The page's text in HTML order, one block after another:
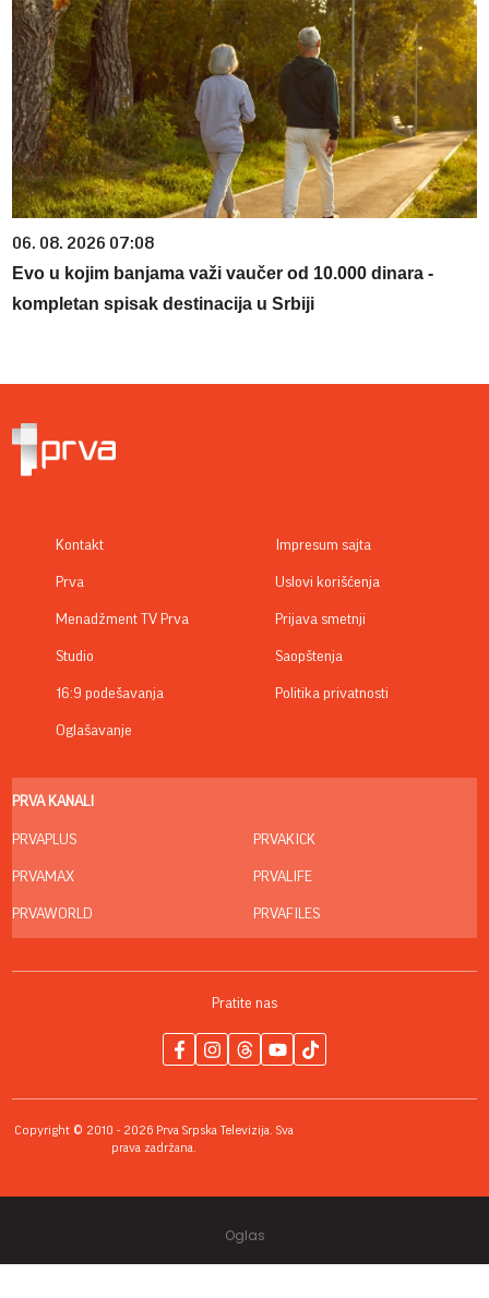
06. 08. 2026 07:08
Evo u kojim banjama važi vaučer od 10.000 dinara -
kompletan spisak destinacija u Srbiji
Kontakt
Prva
Menadžment TV Prva
Studio
16:9 podešavanja
Oglašavanje
Impresum sajta
Uslovi korišćenja
Prijava smetnji
Saopštenja
Politika privatnosti
PRVA KANALI
PRVAPLUS
PRVAMAX
PRVAWORLD
PRVAKICK
PRVALIFE
PRVAFILES
Pratite nas
Copyright © 2010 - 2026 Prva Srpska Televizija. Sva
prava zadržana.